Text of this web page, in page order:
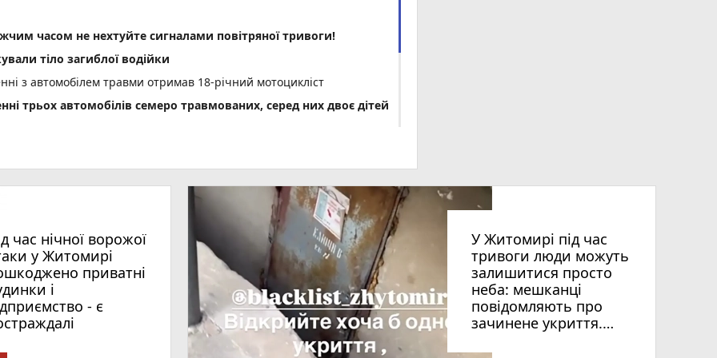
часом не нехтуйте сигналами повітряної тривоги!
тіло загиблої водійки
з автомобілем травми отримав 18-річний мотоцикліст
трьох автомобілів семеро травмованих, серед них двоє дітей
виплати
нового законопроєкту
жителька Звягельщини потрапила на гачок шахраїв
час нічної ворожої
у Житомирі
приватні
і
- є
У Житомирі під час
тривоги люди можуть
залишитися просто
неба: мешканці
повідомляють про
зачинене укриття.